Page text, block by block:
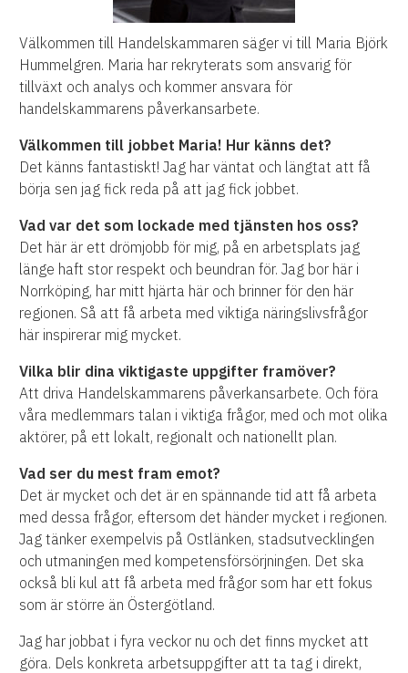
Välkommen till Handelskammaren säger vi till Maria Björk
Hummelgren. Maria har rekryterats som ansvarig för
tillväxt och analys och kommer ansvara för
handelskammarens påverkansarbete.
Välkommen till jobbet Maria! Hur känns det?
Det känns fantastiskt! Jag har väntat och längtat att få
börja sen jag fick reda på att jag fick jobbet.
Vad var det som lockade med tjänsten hos oss?
Det här är ett drömjobb för mig, på en arbetsplats jag
länge haft stor respekt och beundran för. Jag bor här i
Norrköping, har mitt hjärta här och brinner för den här
regionen. Så att få arbeta med viktiga näringslivsfrågor
här inspirerar mig mycket.
Vilka blir dina viktigaste uppgifter framöver?
Att driva Handelskammarens påverkansarbete. Och föra
våra medlemmars talan i viktiga frågor, med och mot olika
aktörer, på ett lokalt, regionalt och nationellt plan.
Vad ser du mest fram emot?
Det är mycket och det är en spännande tid att få arbeta
med dessa frågor, eftersom det händer mycket i regionen.
Jag tänker exempelvis på Ostlänken, stadsutvecklingen
och utmaningen med kompetensförsörjningen. Det ska
också bli kul att få arbeta med frågor som har ett fokus
som är större än Östergötland.
Jag har jobbat i fyra veckor nu och det finns mycket att
göra. Dels konkreta arbetsuppgifter att ta tag i direkt,